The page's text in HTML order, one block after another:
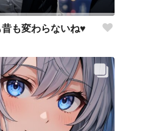
も変わらないね♥